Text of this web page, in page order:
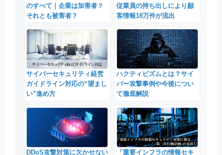
のすべて｜企業は加害者？
それとも被害者？
従業員の持ち出しにより顧
客情報18万件が流出
サイバーセキュリティ経営
ガイドライン対応の“望まし
い”進め方
ハクティビズムとは？サイ
バー攻撃事例や今後につい
て徹底解説
DDoS攻撃対策に欠かせない
「重要インフラの情報セキ